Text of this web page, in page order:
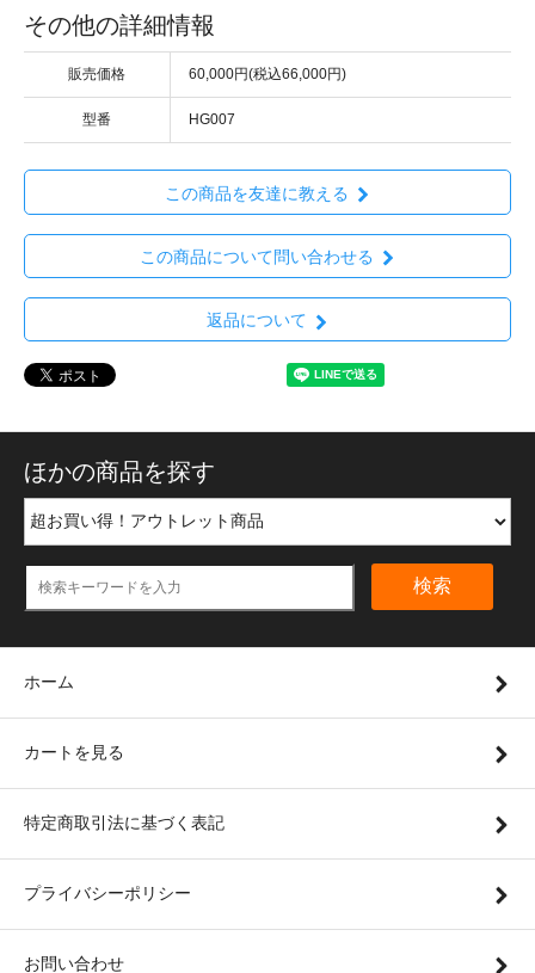
その他の詳細情報
販売価格 60,000円(税込66,000円)
型番 HG007
この商品を友達に教える
この商品について問い合わせる
返品について
ほかの商品を探す
検索
ホーム
カートを見る
特定商取引法に基づく表記
プライバシーポリシー
お問い合わせ